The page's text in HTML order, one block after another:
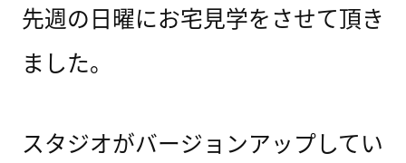
先週の日曜にお宅見学をさせて頂き
ました。
スタジオがバージョンアップしてい